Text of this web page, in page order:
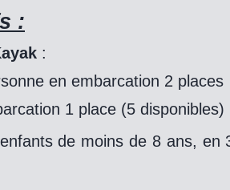
:
:
en embarcation 2 places
1 place (5 disponibles)
de moins de 8 ans, en